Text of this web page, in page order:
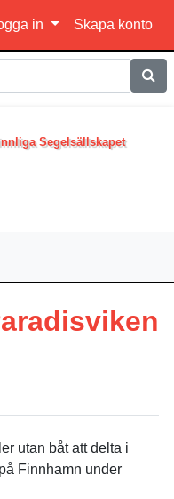
in Skapa konto
Sök
Segelsällskapet
utan båt att delta i
Finnhamn under